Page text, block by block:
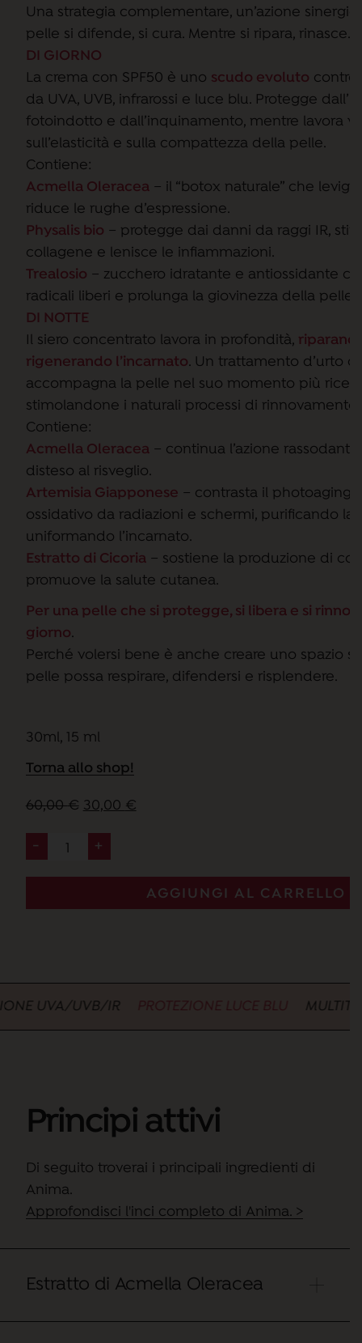
Una strategia complementare, un’azione
pelle si difende, si cura. Mentre si ripara, rinasce.
DI GIORNO
La crema con SPF50 è uno scudo evoluto contro
da UVA, UVB, infrarossi e luce blu. Protegge
fotoindotto e dall’inquinamento, mentre lavora
sull’elasticità e sulla compattezza della pelle.
Contiene:
Acmella Oleracea– il “botox naturale” che
riduce le rughe d’espressione.
Physalis bio – protegge dai danni da raggi IR,
collagene e lenisce le infiammazioni.
Trealosio – zucchero idratante e antiossidante
radicali liberi e prolunga la giovinezza della pelle.
DI NOTTE
Il siero concentrato lavora in profondità,
rigenerando l’incarnato. Un trattamento d’urto
accompagna la pelle nel suo momento più
stimolandone i naturali processi di rinnovamento.
Contiene:
Acmella Oleracea– continua l’azione
disteso al risveglio.
Artemisia Giapponese – contrasta il photoaging
ossidativo da radiazioni e schermi, purificando la
uniformando l’incarnato.
Estratto di Cicoria– sostiene la produzione di
promuove la salute cutanea.
Per una pelle che si protegge, si libera e si
giorno.
Perché volersi bene è anche creare uno spazio
pelle possa respirare, difendersi e risplendere.
30ml, 15 ml
Torna allo shop!
60,00€ Il
originale
30,00 €Il
30,00 €.
-
AnimA
and
+
AGGIUNGI AL CARRELLO
UVA/UVB/IR PROTEZIONE LUCE BLU
Principi attivi
Di seguito troverai i principali ingredienti di
Anima.
Approfondisci l'inci completo di Anima. >
Estratto di Acmella Oleracea